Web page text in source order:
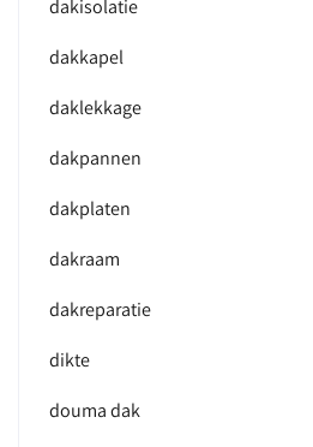
dakisolatie
dakkapel
daklekkage
dakpannen
dakplaten
dakraam
dakreparatie
dikte
douma dak